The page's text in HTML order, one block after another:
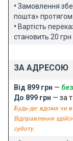
• Замовлення
пошта» протягом
• Вартість
становить 20
ЗА АДРЕСОЮ
Від 899 грн —
До 899 грн — за
Будь-де: вдома чи в
Відправлення
суботу.